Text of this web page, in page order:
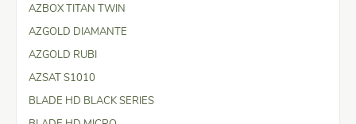
AZBOX TITAN TWIN
AZGOLD DIAMANTE
AZGOLD RUBI
AZSAT S1010
BLADE HD BLACK SERIES